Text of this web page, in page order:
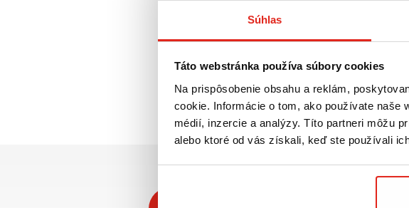
Súhlas
Táto webstránka používa súbory cookies
Na prispôsobenie obsahu a reklám,
cookie. Informácie o tom, ako používate naše
médií, inzercie a analýzy. Títo partneri môžu
alebo ktoré od vás získali, keď ste používali